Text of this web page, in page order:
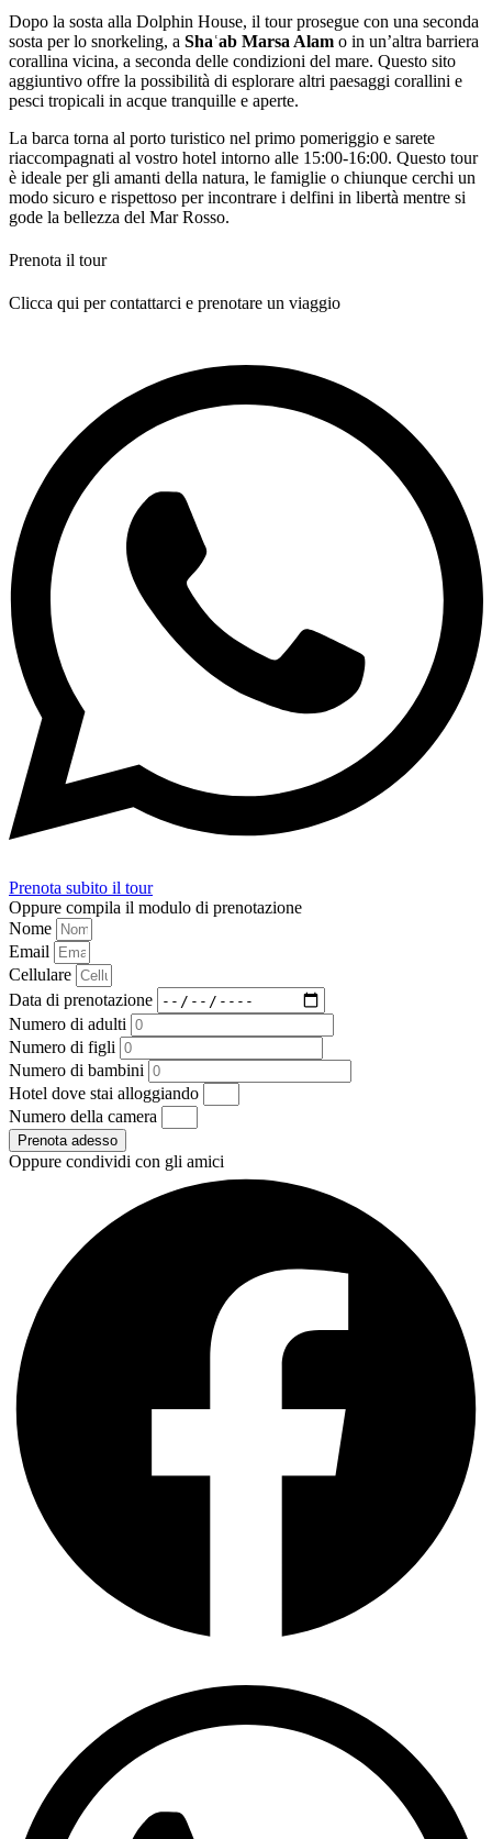
Dopo la sosta alla Dolphin House, il tour prosegue con una seconda
sosta per lo snorkeling, a Shaʿab Marsa Alam o in un’altra barriera
corallina vicina, a seconda delle condizioni del mare. Questo sito
aggiuntivo offre la possibilità di esplorare altri paesaggi corallini e
pesci tropicali in acque tranquille e aperte.
La barca torna al porto turistico nel primo pomeriggio e sarete
riaccompagnati al vostro hotel intorno alle 15:00-16:00. Questo tour
è ideale per gli amanti della natura, le famiglie o chiunque cerchi un
modo sicuro e rispettoso per incontrare i delfini in libertà mentre si
gode la bellezza del Mar Rosso.
Prenota il tour
Clicca qui per contattarci e prenotare un viaggio
Prenota subito il tour
Oppure compila il modulo di prenotazione
Nome
Email
Cellulare
Data di prenotazione
Numero di adulti
Numero di figli
Numero di bambini
Hotel dove stai alloggiando
Numero della camera
Prenota adesso
Oppure condividi con gli amici